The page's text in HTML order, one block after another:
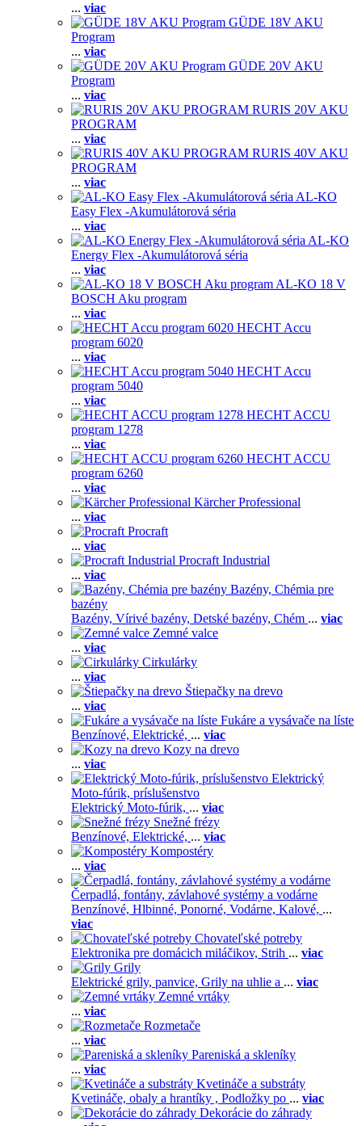
... viac
GÜDE 18V AKU
Program
... viac
GÜDE 20V AKU
Program
... viac
RURIS 20V AKU
PROGRAM
... viac
RURIS 40V AKU
PROGRAM
... viac
AL-KO
Easy Flex -Akumulátorová séria
... viac
AL-KO
Energy Flex -Akumulátorová séria
... viac
AL-KO 18 V
BOSCH Aku program
... viac
HECHT Accu
program 6020
... viac
HECHT Accu
program 5040
... viac
HECHT ACCU
program 1278
... viac
HECHT ACCU
program 6260
... viac
Kärcher Professional
... viac
Procraft
... viac
Procraft Industrial
... viac
Bazény, Chémia pre
bazény
Bazény, Vírivé bazény, Detské bazény, Chém ... viac
Zemné valce
... viac
Cirkulárky
... viac
Štiepačky na drevo
... viac
Fukáre a vysávače na líste
Benzínové, Elektrické, ... viac
Kozy na drevo
... viac
Elektrický
Moto-fúrik, príslušenstvo
Elektrický Moto-fúrik, ... viac
Snežné frézy
Benzínové, Elektrické, ... viac
Kompostéry
... viac
Čerpadlá, fontány, závlahové systémy a vodárne
Benzínové, Hlbinné, Ponorné, Vodárne, Kalové, ...
viac
Chovateľské potreby
Elektronika pre domácich miláčikov, Strih ... viac
Grily
Elektrické grily, panvice, Grily na uhlie a ... viac
Zemné vrtáky
... viac
Rozmetače
... viac
Pareniská a skleníky
... viac
Kvetináče a substráty
Kvetináče, obaly a hrantíky , Podložky po ... viac
Dekorácie do záhrady